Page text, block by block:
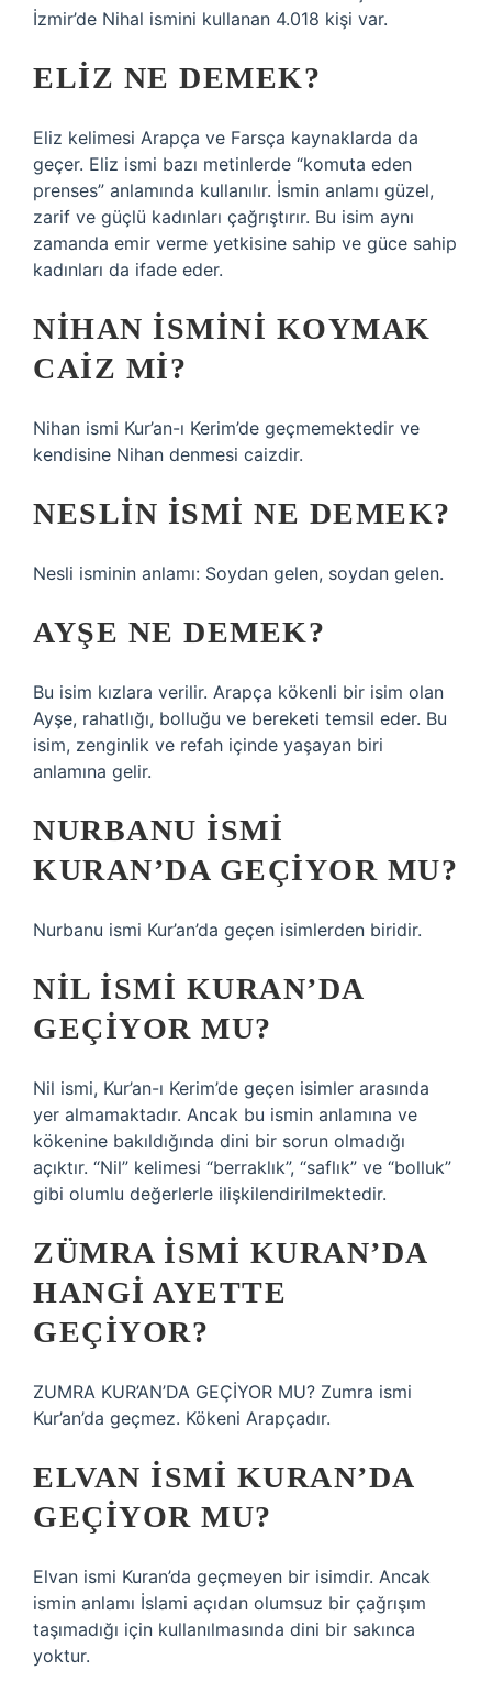
İzmir’de Nihal ismini kullanan 4.018 kişi var.
ELIZ NE DEMEK?
Eliz kelimesi Arapça ve Farsça kaynaklarda da
geçer. Eliz ismi bazı metinlerde “komuta eden
prenses” anlamında kullanılır. İsmin anlamı güzel,
zarif ve güçlü kadınları çağrıştırır. Bu isim aynı
zamanda emir verme yetkisine sahip ve güce sahip
kadınları da ifade eder.
NIHAN ISMINI KOYMAK
CAIZ MI?
Nihan ismi Kur’an-ı Kerim’de geçmemektedir ve
kendisine Nihan denmesi caizdir.
NESLIN ISMI NE DEMEK?
Nesli isminin anlamı: Soydan gelen, soydan gelen.
AYŞE NE DEMEK?
Bu isim kızlara verilir. Arapça kökenli bir isim olan
Ayşe, rahatlığı, bolluğu ve bereketi temsil eder. Bu
isim, zenginlik ve refah içinde yaşayan biri
anlamına gelir.
NURBANU ISMI
KURAN’DA GEÇIYOR MU?
Nurbanu ismi Kur’an’da geçen isimlerden biridir.
NIL ISMI KURAN’DA
GEÇIYOR MU?
Nil ismi, Kur’an-ı Kerim’de geçen isimler arasında
yer almamaktadır. Ancak bu ismin anlamına ve
kökenine bakıldığında dini bir sorun olmadığı
açıktır. “Nil” kelimesi “berraklık”, “saflık” ve “bolluk”
gibi olumlu değerlerle ilişkilendirilmektedir.
ZÜMRA ISMI KURAN’DA
HANGI AYETTE
GEÇIYOR?
ZUMRA KUR’AN’DA GEÇİYOR MU? Zumra ismi
Kur’an’da geçmez. Kökeni Arapçadır.
ELVAN ISMI KURAN’DA
GEÇIYOR MU?
Elvan ismi Kuran’da geçmeyen bir isimdir. Ancak
ismin anlamı İslami açıdan olumsuz bir çağrışım
taşımadığı için kullanılmasında dini bir sakınca
yoktur.